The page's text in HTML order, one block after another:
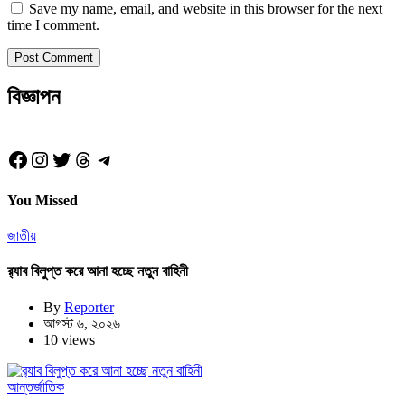
Save my name, email, and website in this browser for the next
time I comment.
বিজ্ঞাপন
Facebook
Instagram
Twitter
Threads
Telegram
You Missed
জাতীয়
র‍্যাব বিলুপ্ত করে আনা হচ্ছে নতুন বাহিনী
By Reporter
আগস্ট ৬, ২০২৬
10 views
আন্তর্জাতিক